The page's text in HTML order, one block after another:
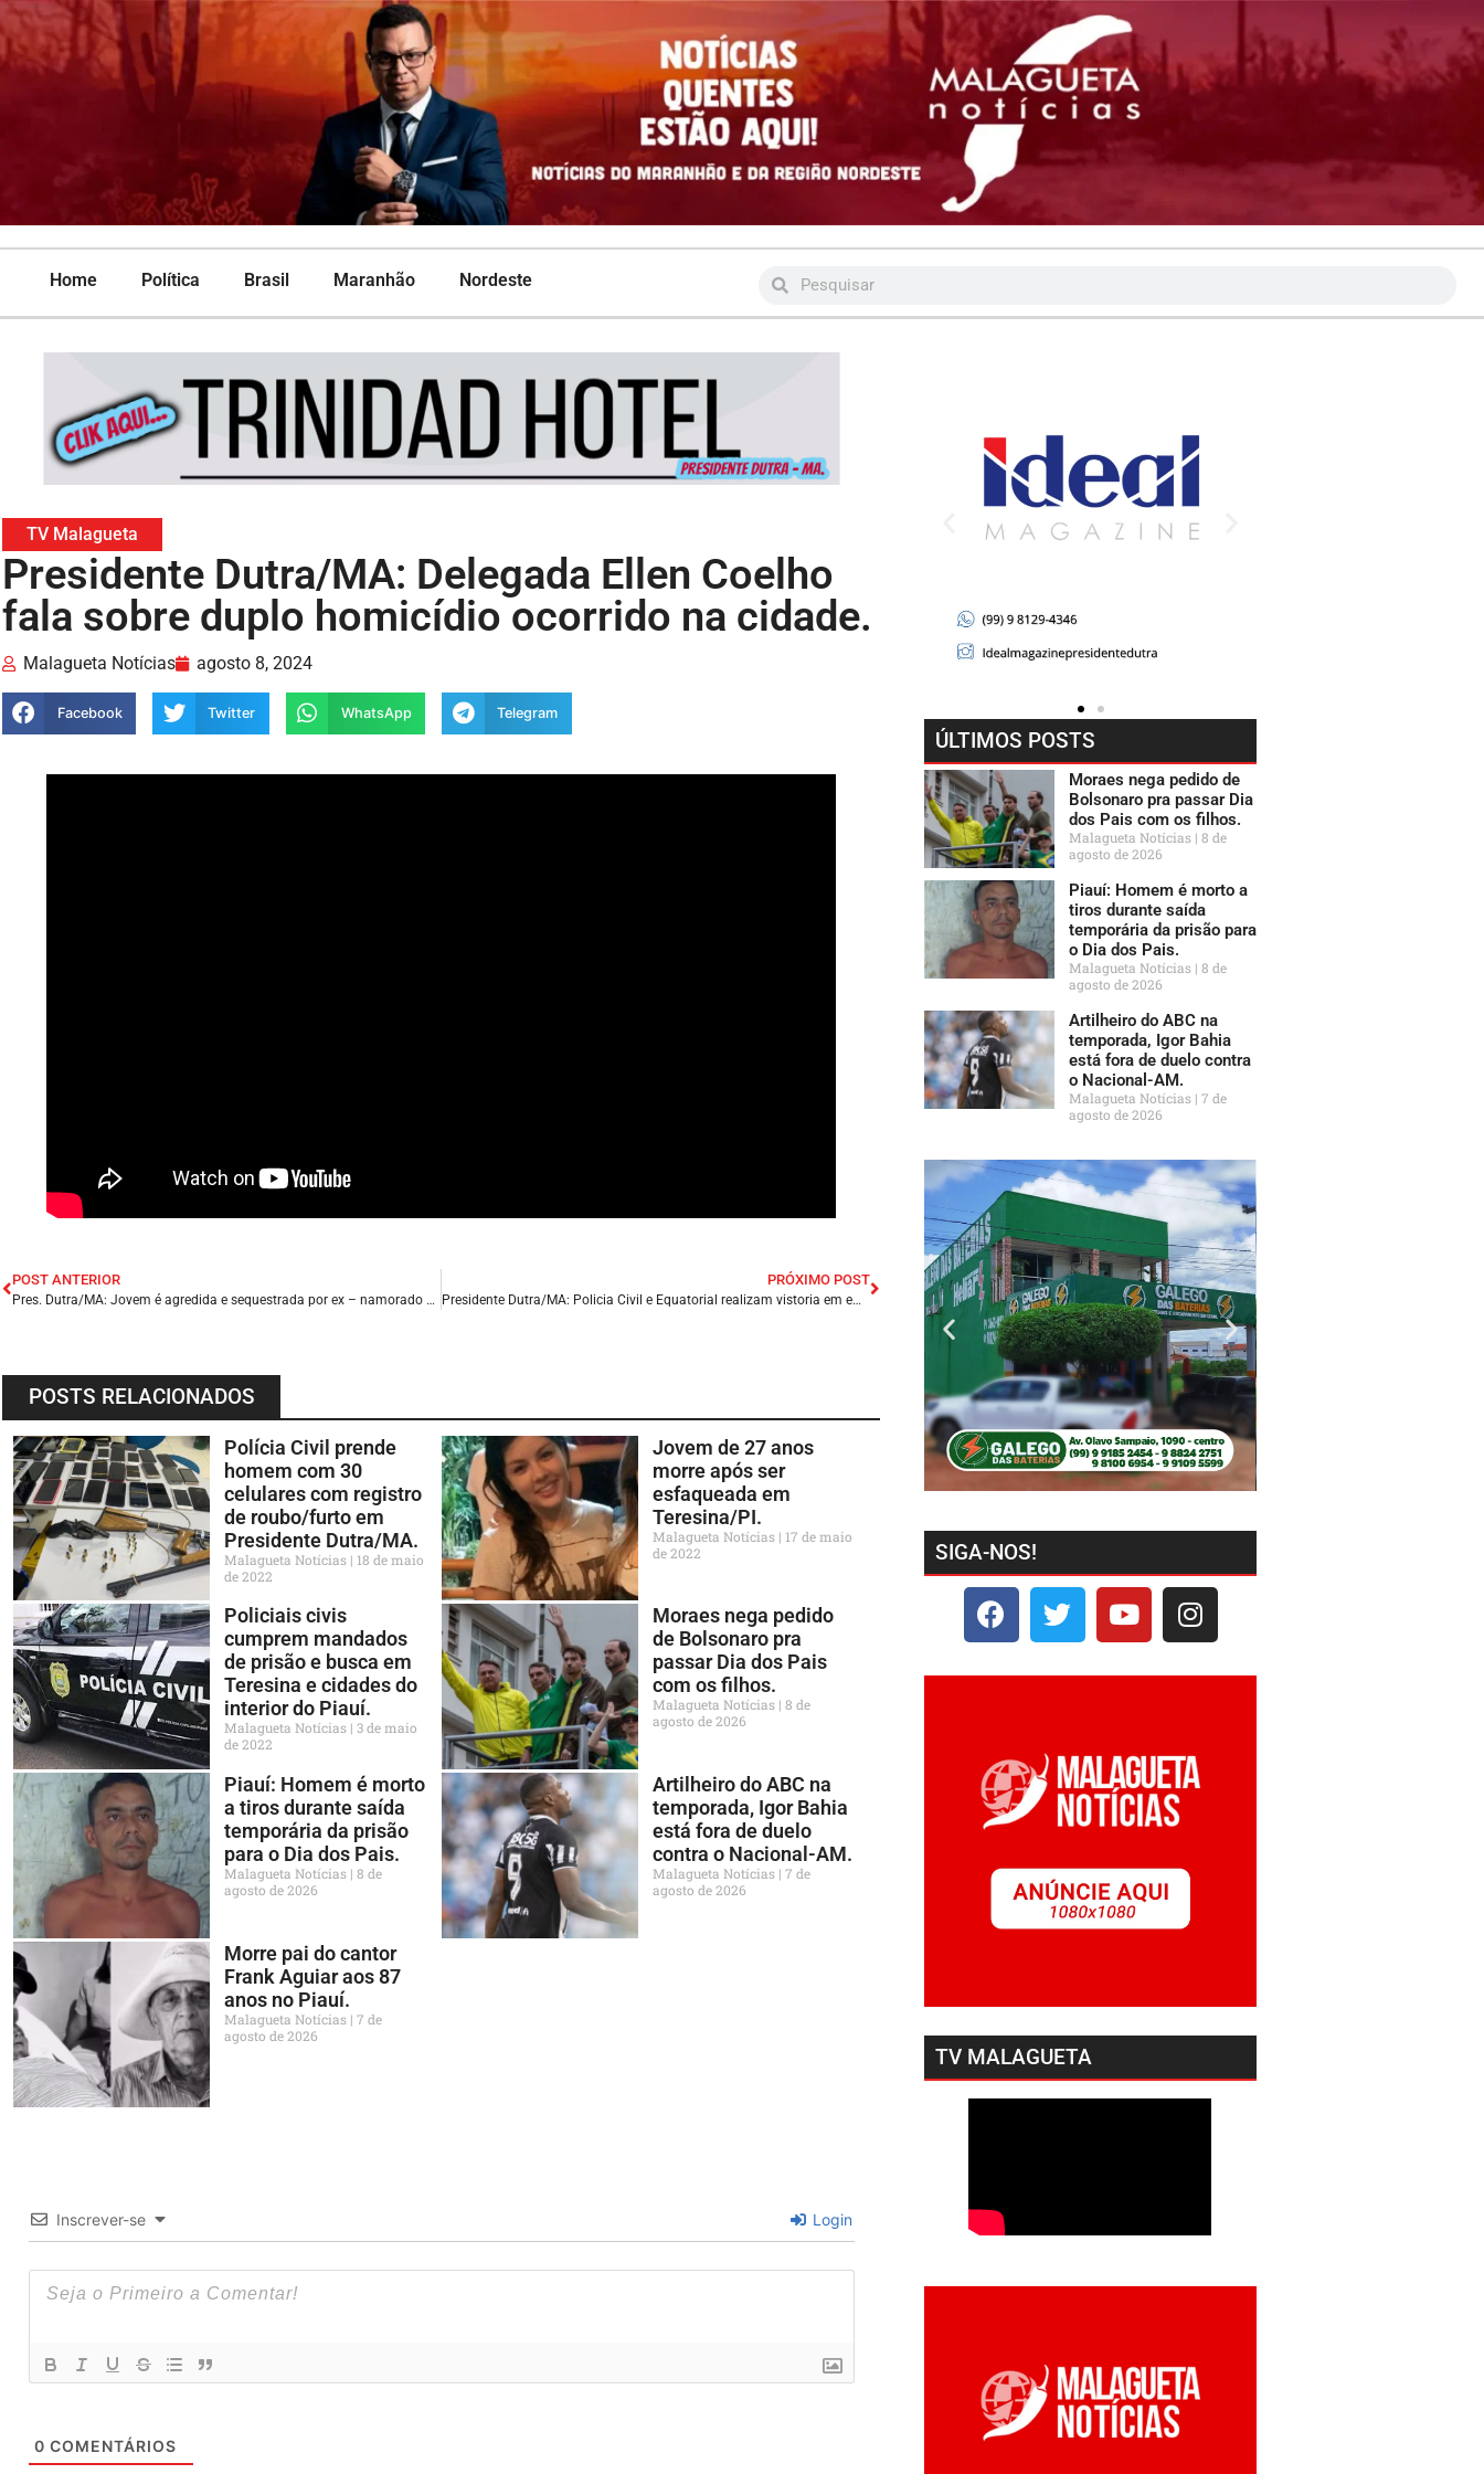
Home Política Brasil Maranhão Nordeste
TV Malagueta
Presidente Dutra/MA: Delegada Ellen Coelho
fala sobre duplo homicídio ocorrido na cidade.
Malagueta Notícias agosto 8, 2024
Facebook Twitter WhatsApp Telegram
POST ANTERIOR
Pres. Dutra/MA: Jovem é agredida e sequestrada por ex – namorado na tarde desta quinta (08/08); Guarda Municipal localiza mulher.
PRÓXIMO POST
Presidente Dutra/MA: Policia Civil e Equatorial realizam vistoria em empresas do prefeito Raimundinho da Audiolar; A Suspeita de Furto de energia.
POSTS RELACIONADOS
Polícia Civil prende
homem com 30
celulares com registro
de roubo/furto em
Presidente Dutra/MA.
Malagueta Notícias
18 de maio
de 2022
Jovem de 27 anos
morre após ser
esfaqueada em
Teresina/PI.
Malagueta Notícias
17 de maio
de 2022
Policiais civis
cumprem mandados
de prisão e busca em
Teresina e cidades do
interior do Piauí.
Malagueta Notícias 3 de maio
de 2022
Moraes nega pedido
de Bolsonaro pra
passar Dia dos Pais
com os filhos.
Malagueta Notícias 8 de
agosto de 2026
Piauí: Homem é morto
a tiros durante saída
temporária da prisão
para o Dia dos Pais.
Malagueta Notícias 8 de
agosto de 2026
Artilheiro do ABC na
temporada, Igor Bahia
está fora de duelo
contra o Nacional-AM.
Malagueta Notícias 7 de
agosto de 2026
Morre pai do cantor
Frank Aguiar aos 87
anos no Piauí.
Malagueta Notícias 7 de
agosto de 2026
Inscrever-se Login
0 COMENTÁRIOS
ÚLTIMOS POSTS
Moraes nega pedido de
Bolsonaro pra passar Dia
dos Pais com os filhos.
Malagueta Notícias 8 de
agosto de 2026
Piauí: Homem é morto a
tiros durante saída
temporária da prisão para
o Dia dos Pais.
Malagueta Notícias 8 de
agosto de 2026
Artilheiro do ABC na
temporada, Igor Bahia
está fora de duelo contra
o Nacional-AM.
Malagueta Notícias 7 de
agosto de 2026
SIGA-NOS!
TV MALAGUETA